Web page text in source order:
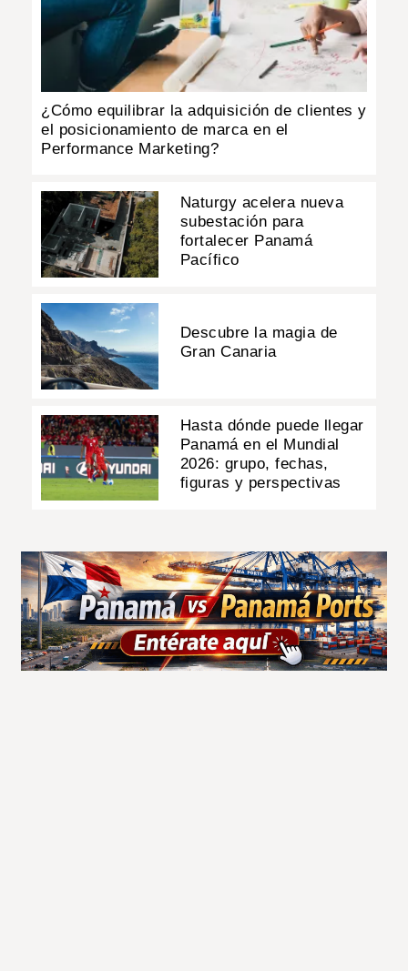
¿Cómo equilibrar la adquisición de clientes y
el posicionamiento de marca en el
Performance Marketing?
Naturgy acelera nueva
subestación para
fortalecer Panamá
Pacífico
Descubre la magia de
Gran Canaria
Hasta dónde puede llegar
Panamá en el Mundial
2026: grupo, fechas,
figuras y perspectivas